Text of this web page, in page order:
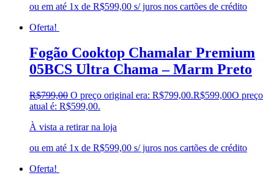
Patolux(0)
Patrimar
Philco
Philips
(0)
Plumatex(0)
Poliman (0)
Positivo(0)
Pratiko(0)
Realce(2)
Redmi (0)
Rud Rack
ou em até 1x de R$599,00 s/ juros nos cartões de crédito
Oferta!
Fogão Cooktop Chamalar Premium
05BCS Ultra Chama – Marm Preto
R$799,00 O preço original era: R$799,00.R$599,00O preço
atual é: R$599,00.
À vista a retirar na loja
ou em até 1x de R$599,00 s/ juros nos cartões de crédito
Oferta!